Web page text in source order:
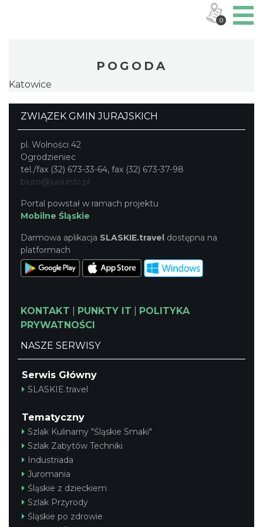
POGODA
Katowice
ZWIĄZEK GMIN JURAJSKICH
pl. Wolności 42
Ogrodzieniec
tel./fax (32) 673-33-64, fax (32) 673-37-98
biuro@jura.info.pl
Portal powstał w ramach projektu
Mobilne Śląskie
Darmowa aplikacja SLASKIE.travel dostępna na
platformach
KONTAKT PUNKTY IT
POLITYKA
PRYWATNOŚCI
NASZE SERWISY
Serwis Główny
SLASKIE.travel
Tematyczny
Szlak Kulinarny "Śląskie Smaki"
Szlak Zabytów Techniki
Industriada
Juromania
Śląskie z dzieckiem
Szlak Przyrody
Śląskie po zdrowie
0